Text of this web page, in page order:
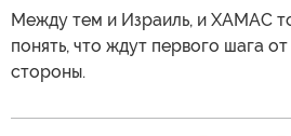
Между тем и Израиль, и ХАМАС
понять, что ждут первого шага
стороны.